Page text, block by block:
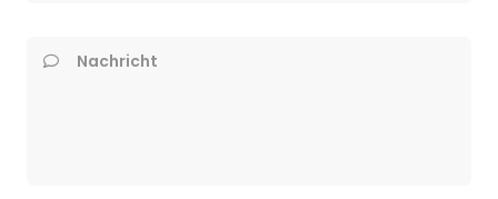
Nachricht